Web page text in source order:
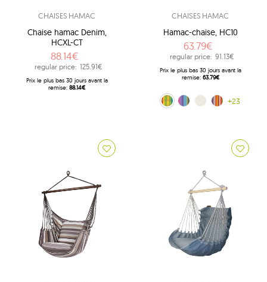
CHAISES HAMAC
Chaise hamac Denim,
HCXL-CT
88.14€
regular price: 125.91€
Prix ​​le plus bas 30 jours avant la
remise: 88.14€
CHAISES HAMAC
Hamac-chaise, HC10
63.79€
regular price: 91.13€
Prix ​​le plus bas 30 jours avant la
remise: 63.79€
Viva Mexico (154C)
Multiple (160)
ecru (209)
Costa Rica (217)
+23